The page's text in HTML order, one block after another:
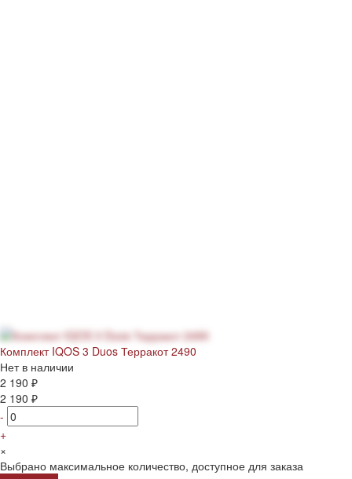
Комплект IQOS 3 Duos Терракот 2490
Нет в наличии
2 190 ₽
2 190 ₽
-
+
×
Выбрано максимальное количество, доступное для заказа